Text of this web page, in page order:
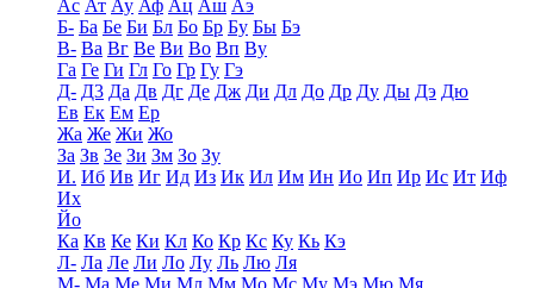
Ас Ат Ау Аф Ац Аш Аэ
Б- Ба Бе Би Бл Бо Бр Бу Бы Бэ
В- Ва Вг Ве Ви Во Вп Ву
Га Ге Ги Гл Го Гр Гу Гэ
Д- Д3 Да Дв Дг Де Дж Ди Дл До Др Ду Ды Дэ Дю
Ев Ек Ем Ер
Жа Же Жи Жо
За Зв Зе Зи Зм Зо Зу
И. Иб Ив Иг Ид Из Ик Ил Им Ин Ио Ип Ир Ис Ит Иф
Их
Йо
Ка Кв Ке Ки Кл Ко Кр Кс Ку Кь Кэ
Л- Ла Ле Ли Ло Лу Ль Лю Ля
М- Ма Ме Ми Мл Мм Мо Мс Му Мэ Мю Мя